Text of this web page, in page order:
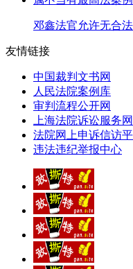
邓鑫法官允许无合
友情链接
中国裁判文书网
人民法院案例库
审判流程公开网
上海法院诉讼服务网
法院网上申诉信访
违法违纪举报中心